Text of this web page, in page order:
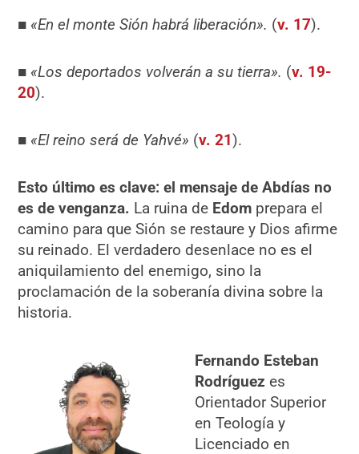
■ «En el monte Sión habrá liberación». (v. 17).
■ «Los deportados volverán a su tierra». (v. 19-
20).
■ «El reino será de Yahvé» (v. 21).
Esto último es clave: el mensaje de Abdías no
es de venganza. La ruina de Edom prepara el
camino para que Sión se restaure y Dios afirme
su reinado. El verdadero desenlace no es el
aniquilamiento del enemigo, sino la
proclamación de la soberanía divina sobre la
historia.
Fernando Esteban
Rodríguez es
Orientador Superior
en Teología y
Licenciado en